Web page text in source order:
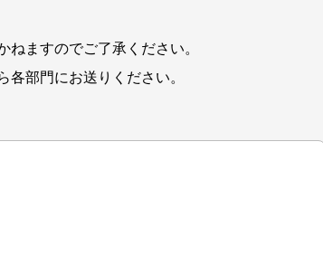
ますのでご了承ください。
各部門にお送りください。